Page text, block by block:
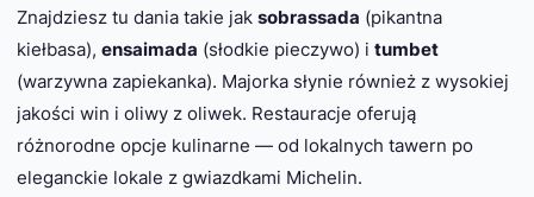
Znajdziesz tu dania takie jak sobrassada (pikantna
kiełbasa), ensaimada (słodkie pieczywo) i tumbet
(warzywna zapiekanka). Majorka słynie również z wysokiej
jakości win i oliwy z oliwek. Restauracje oferują
różnorodne opcje kulinarne — od lokalnych tawern po
eleganckie lokale z gwiazdkami Michelin.